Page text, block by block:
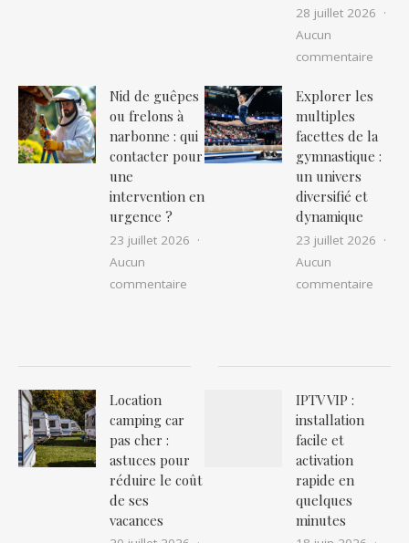
28 juillet 2026
Aucun
commentaire
Nid de guêpes
ou frelons à
narbonne : qui
contacter pour
une
intervention en
urgence ?
23 juillet 2026
Aucun
commentaire sur Nid de guêpes ou frelons à
Explorer les
multiples
facettes de la
gymnastique :
un univers
diversifié et
dynamique
23 juillet 2026
Aucun
commentaire
Location
camping car
pas cher :
astuces pour
réduire le coût
de ses
vacances
IPTV VIP :
installation
facile et
activation
rapide en
quelques
minutes